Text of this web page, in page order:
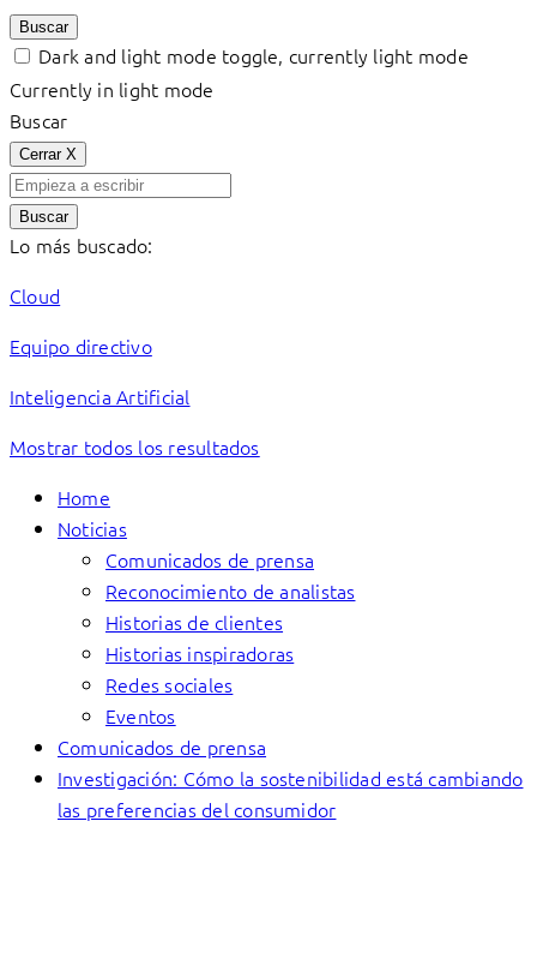
Buscar
Dark and light mode toggle, currently light mode
Currently in light mode
Buscar
Cerrar X
Buscar
Lo más buscado:
Cloud
Equipo directivo
Inteligencia Artificial
Mostrar todos los resultados
Home
Noticias
Comunicados de prensa
Reconocimiento de analistas
Historias de clientes
Historias inspiradoras
Redes sociales
Eventos
Comunicados de prensa
Investigación: Cómo la sostenibilidad está cambiando
las preferencias del consumidor